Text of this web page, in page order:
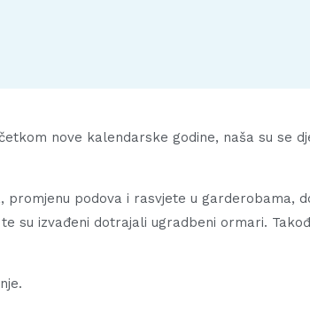
nove kalendarske godine, naša su se
podova i rasvjete u garderobama,
izvađeni dotrajali ugradbeni ormari.